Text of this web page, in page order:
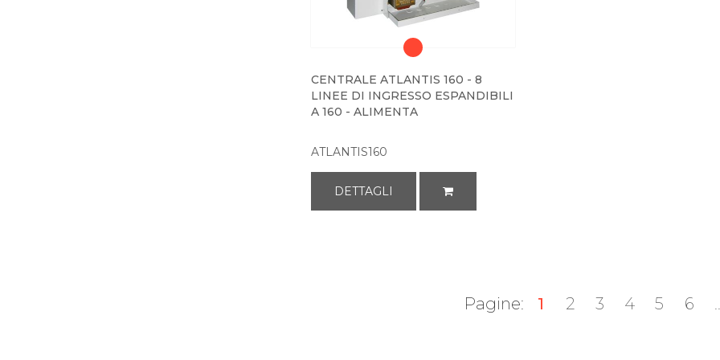
CENTRALE ATLANTIS 160 - 8
LINEE DI INGRESSO ESPANDIBILI
A 160 - ALIMENTA
ATLANTIS160
DETTAGLI
Pagine: 1 2 3 4 5 6